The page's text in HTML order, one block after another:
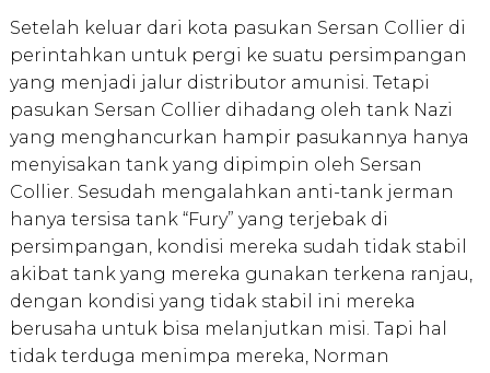
Setelah keluar dari kota pasukan Sersan Collier di
perintahkan untuk pergi ke suatu persimpangan
yang menjadi jalur distributor amunisi. Tetapi
pasukan Sersan Collier dihadang oleh tank Nazi
yang menghancurkan hampir pasukannya hanya
menyisakan tank yang dipimpin oleh Sersan
Collier. Sesudah mengalahkan anti-tank jerman
hanya tersisa tank “Fury” yang terjebak di
persimpangan, kondisi mereka sudah tidak stabil
akibat tank yang mereka gunakan terkena ranjau,
dengan kondisi yang tidak stabil ini mereka
berusaha untuk bisa melanjutkan misi. Tapi hal
tidak terduga menimpa mereka, Norman